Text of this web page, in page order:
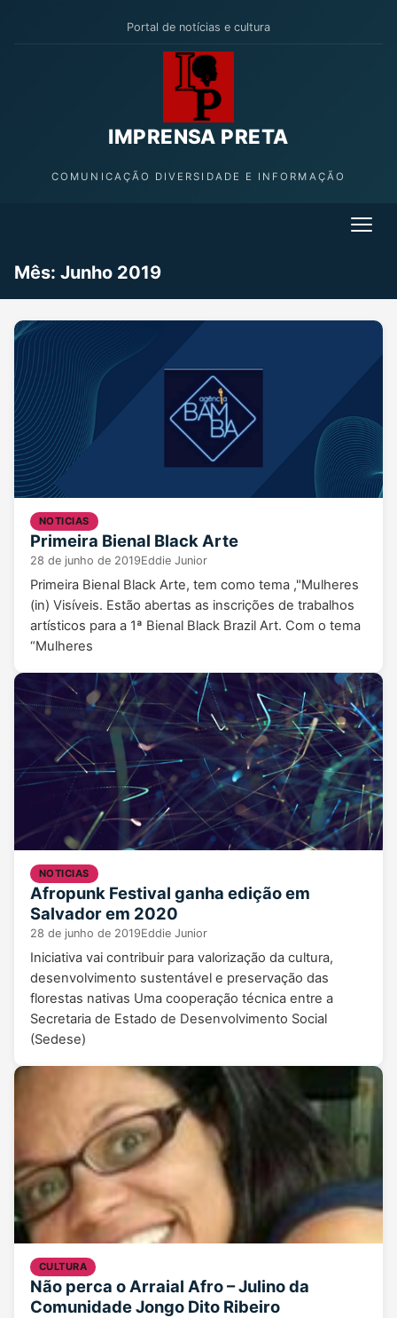
Portal de notícias e cultura
IMPRENSA PRETA
COMUNICAÇÃO DIVERSIDADE E INFORMAÇÃO
Mês: Junho 2019
NOTICIAS
Primeira Bienal Black Arte
28 de junho de 2019Eddie Junior
Primeira Bienal Black Arte, tem como tema ,"Mulheres
(in) Visíveis. Estão abertas as inscrições de trabalhos
artísticos para a 1ª Bienal Black Brazil Art. Com o tema
“Mulheres
NOTICIAS
Afropunk Festival ganha edição em
Salvador em 2020
28 de junho de 2019Eddie Junior
Iniciativa vai contribuir para valorização da cultura,
desenvolvimento sustentável e preservação das
florestas nativas Uma cooperação técnica entre a
Secretaria de Estado de Desenvolvimento Social
(Sedese)
CULTURA
Não perca o Arraial Afro – Julino da
Comunidade Jongo Dito Ribeiro